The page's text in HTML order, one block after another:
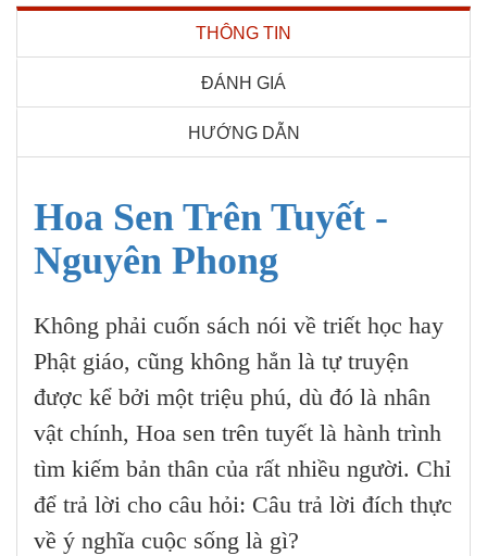
THÔNG TIN
ĐÁNH GIÁ
HƯỚNG DẪN
Hoa Sen Trên Tuyết -
Nguyên Phong
Không phải cuốn sách nói về triết học hay
Phật giáo, cũng không hẳn là tự truyện
được kể bởi một triệu phú, dù đó là nhân
vật chính, Hoa sen trên tuyết là hành trình
tìm kiếm bản thân của rất nhiều người. Chỉ
để trả lời cho câu hỏi: Câu trả lời đích thực
về ý nghĩa cuộc sống là gì?